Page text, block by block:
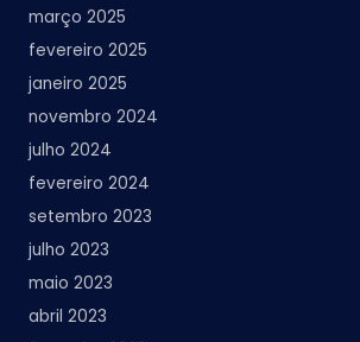
março 2025
fevereiro 2025
janeiro 2025
novembro 2024
julho 2024
fevereiro 2024
setembro 2023
julho 2023
maio 2023
abril 2023